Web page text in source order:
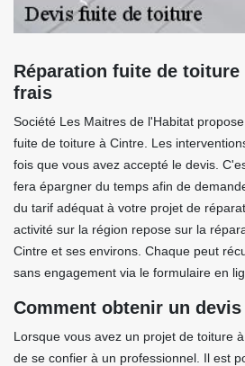
Réparation fuite de toiture
frais
Société Les Maitres de l'Habitat
fuite de toiture à Cintre. Les
fois que vous avez accepté le devis.
fera épargner du temps afin de
du tarif adéquat à votre projet de
activité sur la région repose sur la
Cintre et ses environs. Chaque peut
sans engagement via le formulaire en
Comment obtenir un devis
Lorsque vous avez un projet de toiture
de se confier à un professionnel. Il est